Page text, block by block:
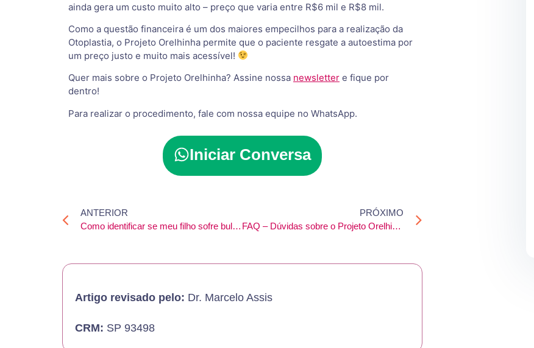
ainda gera um custo muito alto – preço que varia entre R$6 mil e R$8 mil.
Como a questão financeira é um dos maiores empecilhos para a realização da
Otoplastia, o Projeto Orelhinha permite que o paciente resgate a autoestima por
um preço justo e muito mais acessível!
Quer mais sobre o Projeto Orelhinha? Assine nossa newsletter e fique por
dentro!
Para realizar o procedimento, fale com nossa equipe no WhatsApp.
Iniciar Conversa
ANTERIOR
Como identificar se meu filho sofre bullying?
PRÓXIMO
FAQ – Dúvidas sobre o Projeto Orelhinha
Artigo revisado pelo: Dr. Marcelo Assis
CRM: SP 93498